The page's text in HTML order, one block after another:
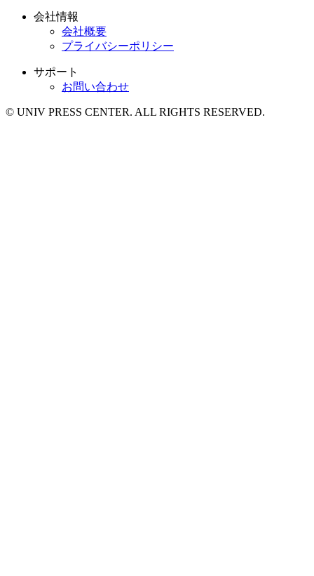
会社情報
会社概要
プライバシーポリシー
サポート
お問い合わせ
© UNIV PRESS CENTER. ALL RIGHTS RESERVED.